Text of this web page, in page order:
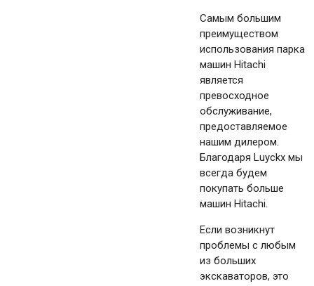
Самым большим
преимуществом
использования парка
машин Hitachi
является
превосходное
обслуживание,
предоставляемое
нашим дилером.
Благодаря Luyckx мы
всегда будем
покупать больше
машин Hitachi.
Если возникнут
проблемы с любым
из больших
экскаваторов, это